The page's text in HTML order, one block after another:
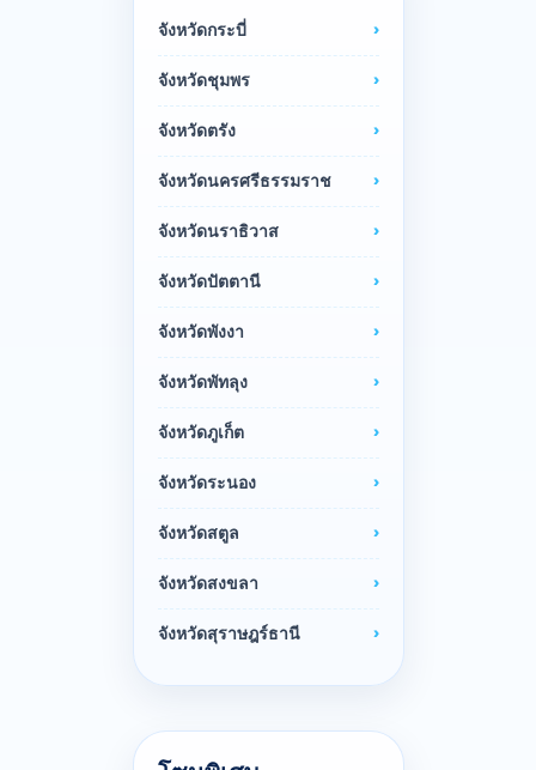
จังหวัดกระบี่
จังหวัดชุมพร
จังหวัดตรัง
จังหวัดนครศรีธรรมราช
จังหวัดนราธิวาส
จังหวัดปัตตานี
จังหวัดพังงา
จังหวัดพัทลุง
จังหวัดภูเก็ต
จังหวัดระนอง
จังหวัดสตูล
จังหวัดสงขลา
จังหวัดสุราษฎร์ธานี